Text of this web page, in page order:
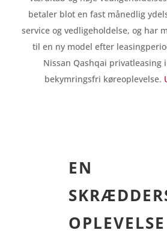
betaler blot en fast månedlig
service og vedligeholdelse, og har
til en ny model efter
Nissan Qashqai privatleasing
bekymringsfri køreoplevelse.
EN